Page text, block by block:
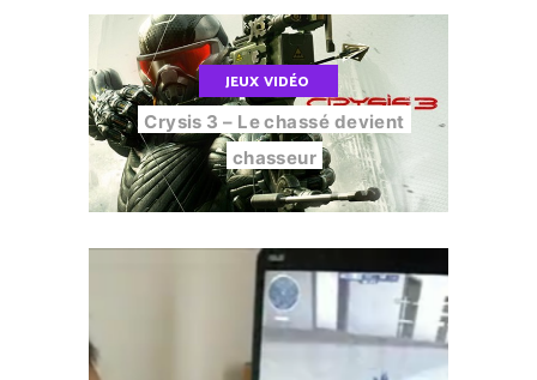
JEUX VIDÉO
Crysis 3 – Le chassé devient
chasseur